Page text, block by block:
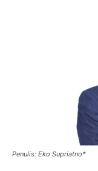
Penulis: Eko Supriatno*